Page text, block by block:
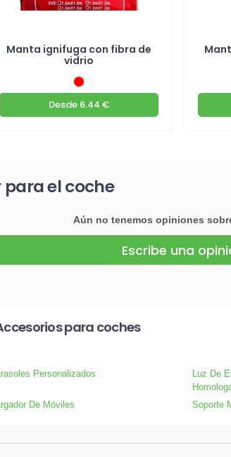
Manta ignifuga con fibra de
vidrio
Desde6.44 €
el coche
Aún no tenemos opiniones
Escribe una
para coches
Personalizados
Luz De
De Móviles Soporte